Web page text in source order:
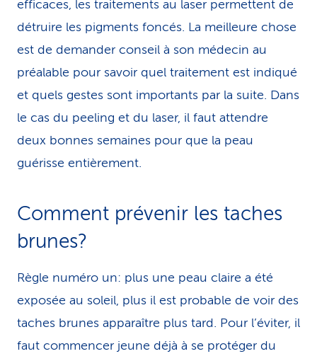
efficaces, les traitements au laser permettent de
détruire les pigments foncés. La meilleure chose
est de demander conseil à son médecin au
préalable pour savoir quel traitement est indiqué
et quels gestes sont importants par la suite. Dans
le cas du peeling et du laser, il faut attendre
deux bonnes semaines pour que la peau
guérisse entièrement.
Comment prévenir les taches
brunes?
Règle numéro un: plus une peau claire a été
exposée au soleil, plus il est probable de voir des
taches brunes apparaître plus tard. Pour l’éviter, il
faut commencer jeune déjà à se protéger du